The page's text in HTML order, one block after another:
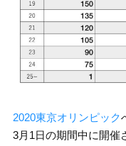
2020東京オリンピック
3月1日の期間中に開催